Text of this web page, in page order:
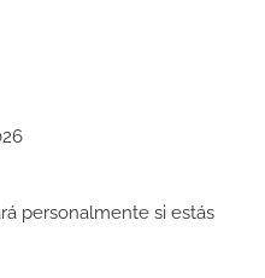
personalmente si estás